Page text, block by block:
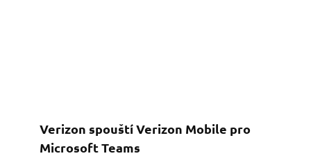
Verizon spouští Verizon Mobile pro
Microsoft Teams